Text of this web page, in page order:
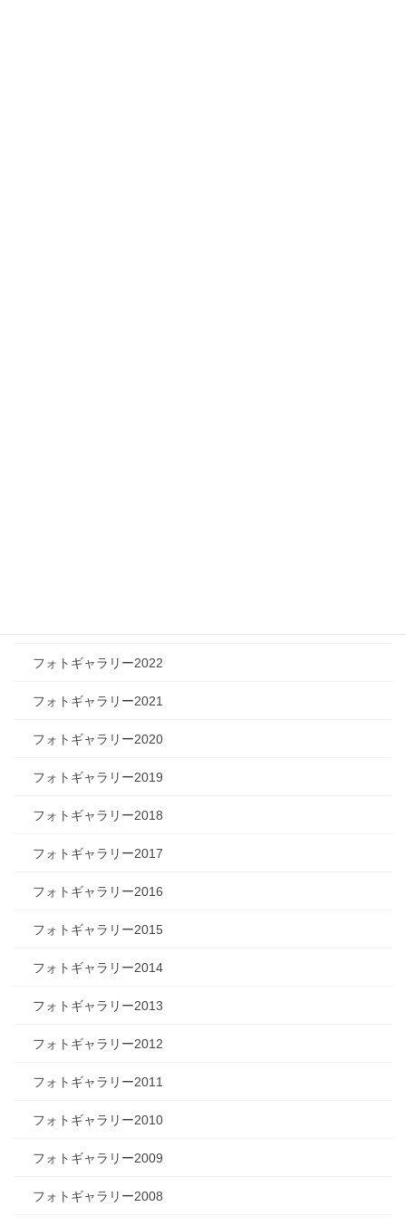
フォトギャラリー2022
フォトギャラリー2021
フォトギャラリー2020
フォトギャラリー2019
フォトギャラリー2018
フォトギャラリー2017
フォトギャラリー2016
フォトギャラリー2015
フォトギャラリー2014
フォトギャラリー2013
フォトギャラリー2012
フォトギャラリー2011
フォトギャラリー2010
フォトギャラリー2009
フォトギャラリー2008